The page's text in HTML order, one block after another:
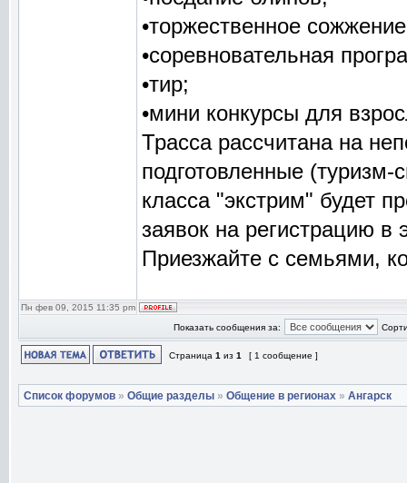
•торжественное
•соревновательная
•тир;
•мини конкурсы для
Трасса рассчитана на
подготовленные
класса "экстрим" будет
заявок на регистрацию в
Приезжайте с семьями,
Пн фев 09, 2015 11:35 pm
Показать сообщения за:
Страница 1 из 1 [ 1 сообщение ]
Список форумов » Общие разделы » Общение в регионах » Ангарск